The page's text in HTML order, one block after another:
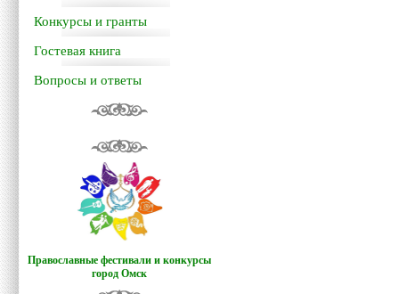
Конкурсы и гранты
Гостевая книга
Вопросы и ответы
Православные фестивали и конкурсы
город Омск